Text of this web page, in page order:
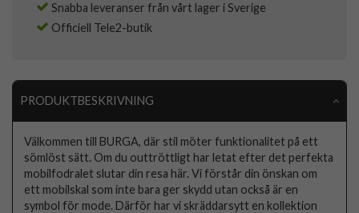
Snabba leveranser från vårt lager i Sverige
Officiell Tele2-butik
PRODUKTBESKRIVNING
Välkommen till BURGA, där stil möter funktionalitet på ett
sömlöst sätt. Om du outtröttligt har letat efter det perfekta
mobilfodralet slutar din resa här. Vi förstår din önskan om
ett mobilskal som inte bara ger skydd utan också är en
symbol för mode. Därför har vi skräddarsytt en kollektion